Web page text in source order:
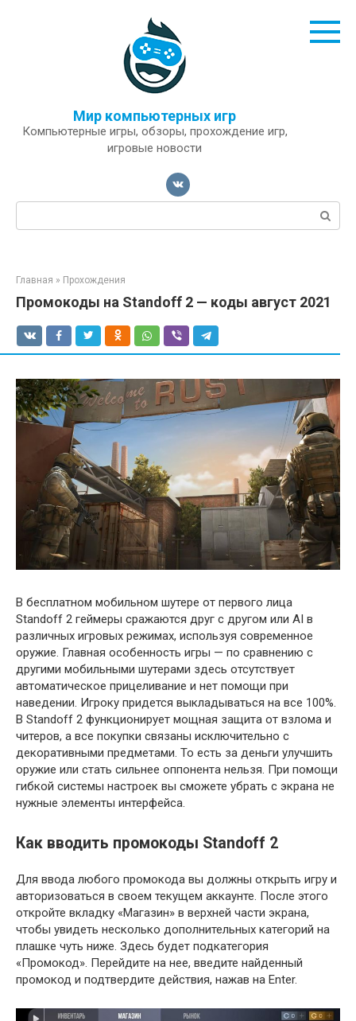
Мир компьютерных игр
Компьютерные игры, обзоры, прохождение игр,
игровые новости
Поиск:
Главная » Прохождения
Промокоды на Standoff 2 — коды август 2021
В бесплатном мобильном шутере от первого лица
Standoff 2 геймеры сражаются друг с другом или AI в
различных игровых режимах, используя современное
оружие. Главная особенность игры — по сравнению с
другими мобильными шутерами здесь отсутствует
автоматическое прицеливание и нет помощи при
наведении. Игроку придется выкладываться на все 100%.
В Standoff 2 функционирует мощная защита от взлома и
читеров, а все покупки связаны исключительно с
декоративными предметами. То есть за деньги улучшить
оружие или стать сильнее оппонента нельзя. При помощи
гибкой системы настроек вы сможете убрать с экрана не
нужные элементы интерфейса.
Как вводить промокоды Standoff 2
Для ввода любого промокода вы должны открыть игру и
авторизоваться в своем текущем аккаунте. После этого
откройте вкладку «Магазин» в верхней части экрана,
чтобы увидеть несколько дополнительных категорий на
плашке чуть ниже. Здесь будет подкатегория
«Промокод». Перейдите на нее, введите найденный
промокод и подтвердите действия, нажав на Enter.